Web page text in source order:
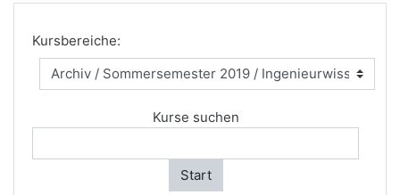
Kursbereiche:
Kurse suchen
Start